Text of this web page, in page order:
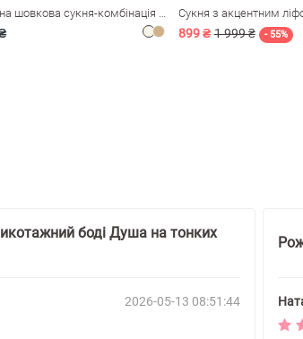
Сукня з акцентним
899 ₴ 1 999 ₴ - 55%
боді Душа на тонких
2026-05-13 08:51:44